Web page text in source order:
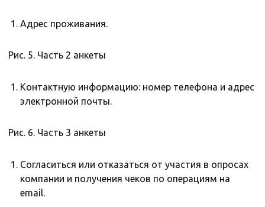
Адрес проживания.
Рис. 5. Часть 2 анкеты
Контактную информацию: номер телефона и адрес
электронной почты.
Рис. 6. Часть 3 анкеты
Согласиться или отказаться от участия в опросах
компании и получения чеков по операциям на
email.